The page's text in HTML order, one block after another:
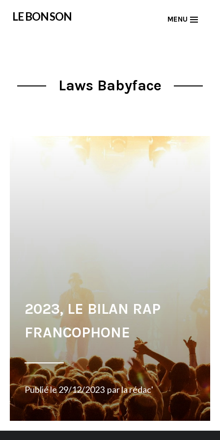
LE BON SON MENU
Laws Babyface
2023, LE BILAN RAP
FRANCOPHONE
Publié le29/12/2023 parla rédac'